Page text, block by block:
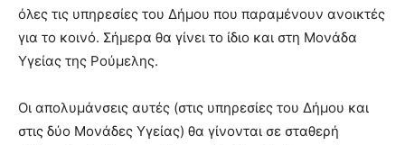
όλες τις υπηρεσίες του Δήμου που παραμένουν ανοικτές
για το κοινό. Σήμερα θα γίνει το ίδιο και στη Μονάδα
Υγείας της Ρούμελης.
Οι απολυμάνσεις αυτές (στις υπηρεσίες του Δήμου και
στις δύο Μονάδες Υγείας) θα γίνονται σε σταθερή